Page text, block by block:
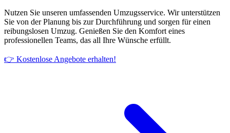
Nutzen Sie unseren umfassenden Umzugsservice. Wir unterstützen
Sie von der Planung bis zur Durchführung und sorgen für einen
reibungslosen Umzug. Genießen Sie den Komfort eines
professionellen Teams, das all Ihre Wünsche erfüllt.
👉 Kostenlose Angebote erhalten!